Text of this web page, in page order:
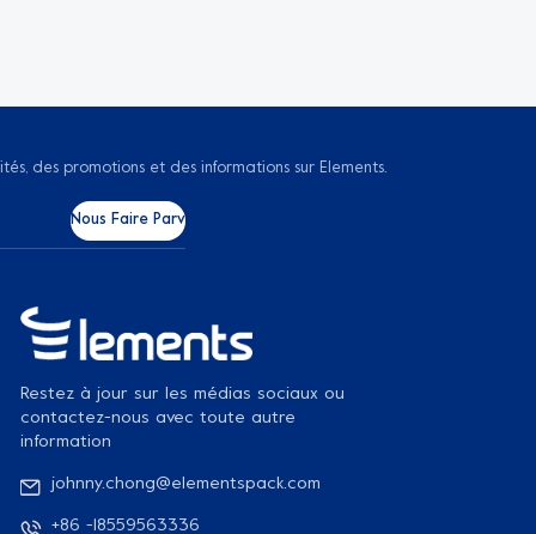
des promotions et des informations sur Elements.
Restez à jour sur les médias sociaux ou
contactez-nous avec toute autre
information
johnny.chong@elementspack.com
+86 -18559563336